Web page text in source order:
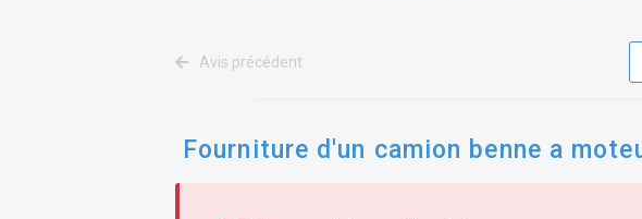
Avis précédent
Fourniture d'un camion benne a